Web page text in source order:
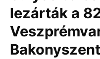
lezárták a